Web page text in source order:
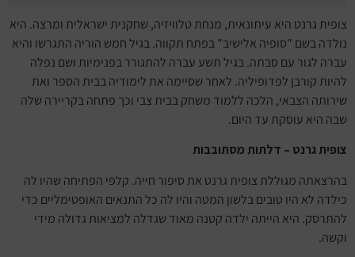
צופית גרנט היא עיתונאית, מנחת טלוויזיה, שחקנית ישראלית ומרצה. היא
נולדה בשם "סופיה אלישיב" בפתח תקווה. בגיל חמש הוריה התגרשו והיא
עברה לגור עם סבתה. בגיל תשע עברה להתגורר בפנימיות ושם נפלה
להיות קורבן לפדופיליה. לאחר שסיימה את לימודיה בבית הספר ואת
שירותה הצבאי, הלכה ללמוד משחק בבית צבי וכך פתחה בקריירה שלה
שבה היא עוסקת עד היום.
צופית גרנט – דלתות מסתובבות
בהרצאתה מגוללת צופית גרנט את סיפור חייה. קלפי הפתיחה שהיו לה
כילדה לא היו טובים בלשון המטה והיו לה כל התנאים האופטימליים כדי
להתרסק. היא הייתה ילדה קטנה מאוד שגדלה למציאות גדולה מידי
וקשה.